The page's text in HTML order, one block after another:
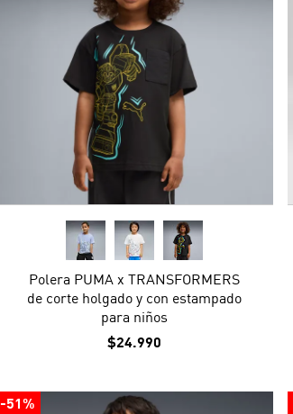
Polera PUMA x TRANSFORMERS
de corte holgado y con estampado
para niños
$24.990
-51%